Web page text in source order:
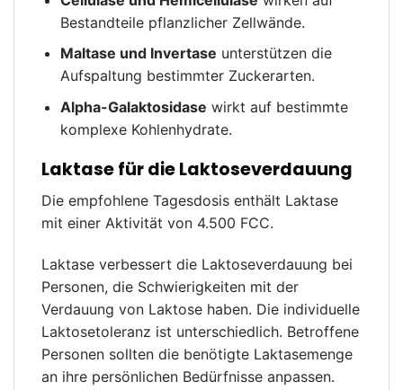
Bestandteile pflanzlicher Zellwände.
Maltase und Invertase unterstützen die
Aufspaltung bestimmter Zuckerarten.
Alpha-Galaktosidase wirkt auf bestimmte
komplexe Kohlenhydrate.
Laktase für die Laktoseverdauung
Die empfohlene Tagesdosis enthält Laktase
mit einer Aktivität von 4.500 FCC.
Laktase verbessert die Laktoseverdauung bei
Personen, die Schwierigkeiten mit der
Verdauung von Laktose haben. Die individuelle
Laktosetoleranz ist unterschiedlich. Betroffene
Personen sollten die benötigte Laktasemenge
an ihre persönlichen Bedürfnisse anpassen.